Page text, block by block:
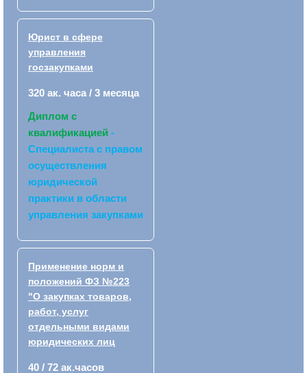
Юрист в сфере
управления
госзакупками
320 ак. часа / 3 месяца
Диплом с
квалификацией -
Специалиста с правом
осуществления
юридической
практики в области
управления закупками
Применение норм и
положений ФЗ №223
"О закупках товаров,
работ, услуг
отдельными видами
юридических лиц
40 / 72 ак.часов